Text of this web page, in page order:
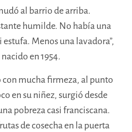
al barrio de arriba.
humilde. No había una
Menos una lavadora”,
en 1954.
con mucha firmeza, al punto
en su niñez, surgió desde
pobreza casi franciscana.
de cosecha en la puerta